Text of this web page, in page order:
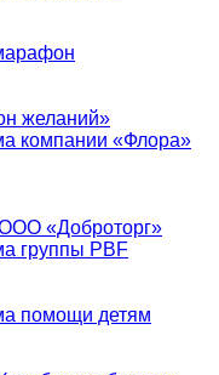
желаний»
компании «Флора»
«Доброторг»
группы PBF
помощи детям